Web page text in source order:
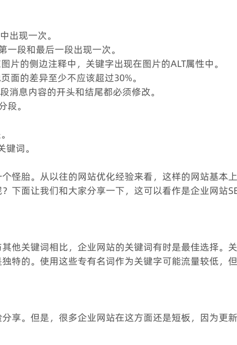
出现一次。
段和最后一段出现一次。
的侧边注释中，关键字出现在图片的ALT属性中。
面的差异至少不应该超过30%。
消息内容的开头和结尾都必须修改。
。
词。
怪胎。从以往的网站优化经验来看，这样的网站基本
下面让我们和大家分享一下，这可以看作是企业网站
他关键词相比，企业网站的关键词有时是最佳选择。
特的。使用这些专有名词作为关键字可能流量较低，
享。但是，很多企业网站在这方面还是短板，因为更